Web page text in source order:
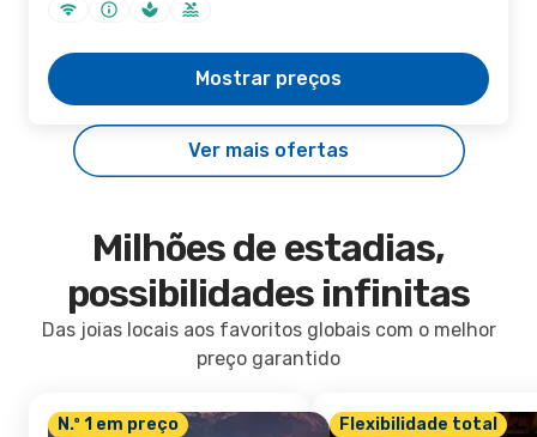
Mostrar preços
Ver mais ofertas
Milhões de estadias,
possibilidades infinitas
Das joias locais aos favoritos globais com o melhor
preço garantido
N.º 1 em preço Flexibilidade total